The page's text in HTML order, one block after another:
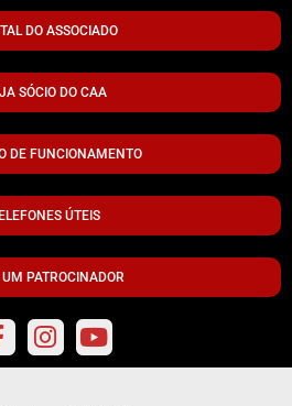
DO ASSOCIADO
SÓCIO DO CAA
DE FUNCIONAMENTO
ÚTEIS
PATROCINADOR